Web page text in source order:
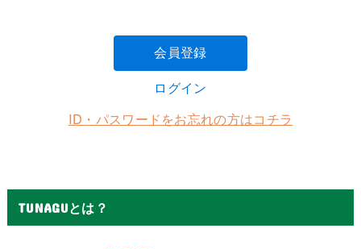
会員登録
ログイン
ID・パスワードをお忘れの方はコチラ
TUNAGUとは？